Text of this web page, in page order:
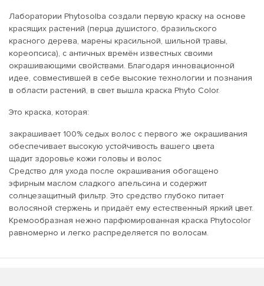
Лаборатории Phytosolba создали первую краску на основе
красящих растений (перца душистого, бразильского
красного дерева, марены красильной, шильной травы,
кореопсиса), с античных времён известных своими
окрашивающими свойствами. Благодаря инновационной
идее, совместившей в себе высокие технологии и познания
в области растений, в свет вышла краска Phyto Color.
Это краска, которая:
закрашивает 100% седых волос с первого же окрашивания
обеспечивает высокую устойчивость вашего цвета
щадит здоровье кожи головы и волос
Средство для ухода после окрашивания обогащено
эфирным маслом сладкого апельсина и содержит
солнцезащитный фильтр. Это средство глубоко питает
волосяной стержень и придаёт ему естественный яркий цвет.
Кремообразная нежно парфюмированная краска Phytocolor
равномерно и легко распределяется по волосам.